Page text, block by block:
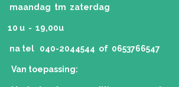
maandag tm zaterdag
10 u - 19,00u
na tel 040-2044544 of 0653766547
Van toepassing: